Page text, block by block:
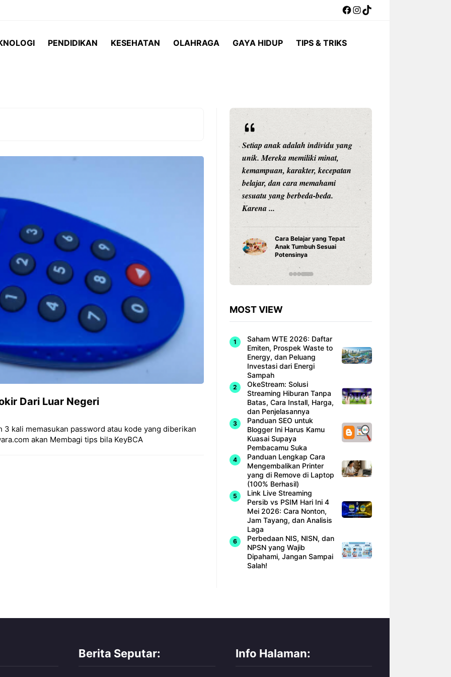
Facebook
Instagram
TikTok
PENDIDIKAN KESEHATAN OLAHRAGA GAYA HIDUP TIPS & TRIKS
Dari Luar Negeri
3 kali memasukan password atau kode yang diberikan
akan Membagi tips bila KeyBCA
terakhir
paling ...
vs Singapura:
Mati di ASEAN
Cup 2026,garuda-
minuman herbal yang semakin
Teh Serai Pagi Hari
Setiap anak adalah individu yang
unik. Mereka memiliki minat,
kemampuan, karakter, kecepatan
belajar, dan cara memahami
sesuatu yang berbeda-beda.
Karena ...
Cara Belajar yang Tepat
Anak Tumbuh Sesuai
Potensinya
MOST VIEW
Saham WTE 2026: Daftar
Emiten, Prospek Waste to
Energy, dan Peluang
Investasi dari Energi
Sampah
OkeStream: Solusi
Streaming Hiburan Tanpa
Batas, Cara Install, Harga,
dan Penjelasannya
Panduan SEO untuk
Blogger Ini Harus Kamu
Kuasai Supaya
Pembacamu Suka
Panduan Lengkap Cara
Mengembalikan Printer
yang di Remove di Laptop
(100% Berhasil)
Link Live Streaming
Persib vs PSIM Hari Ini 4
Mei 2026: Cara Nonton,
Jam Tayang, dan Analisis
Laga
Perbedaan NIS, NISN, dan
NPSN yang Wajib
Dipahami, Jangan Sampai
Salah!
Berita Seputar: Info Halaman: